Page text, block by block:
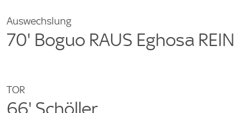
Auswechslung
70' Boguo RAUS Eghosa REIN
TOR
66' Schöller